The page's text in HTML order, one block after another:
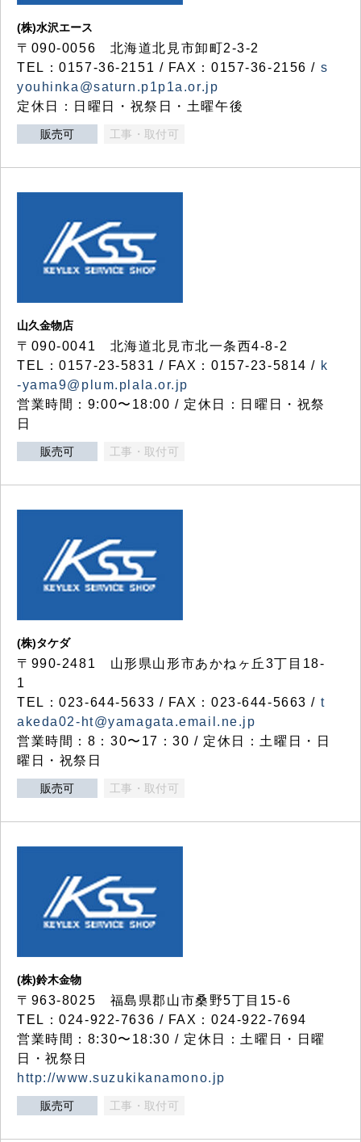
(株)水沢エース
〒090-0056 北海道北見市卸町2-3-2
TEL：0157-36-2151 / FAX：0157-36-2156 / s
youhinka@saturn.p1p1a.or.jp
定休日：日曜日・祝祭日・土曜午後
販売可 工事・取付可
山久金物店
〒090-0041 北海道北見市北一条西4-8-2
TEL：0157-23-5831 / FAX：0157-23-5814 / k
-yama9@plum.plala.or.jp
営業時間：9:00〜18:00 / 定休日：日曜日・祝祭
日
販売可 工事・取付可
(株)タケダ
〒990-2481 山形県山形市あかねヶ丘3丁目18-
1
TEL：023-644-5633 / FAX：023-644-5663 / t
akeda02-ht@yamagata.email.ne.jp
営業時間：8：30〜17：30 / 定休日：土曜日・日
曜日・祝祭日
販売可 工事・取付可
(株)鈴木金物
〒963-8025 福島県郡山市桑野5丁目15-6
TEL：024-922-7636 / FAX：024-922-7694
営業時間：8:30〜18:30 / 定休日：土曜日・日曜
日・祝祭日
http://www.suzukikanamono.jp
販売可 工事・取付可